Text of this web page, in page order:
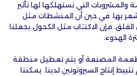
التي نستهلكها لها تأثير
بها. في حين أن المنشطات مثل
فإن الاكتئاب مثل الكحول يجعلنا
الهدوء.
المصنعة أو يتم تعطيل منطقة
تثبيط إنتاج السيروتونين لدينا. يمكننا